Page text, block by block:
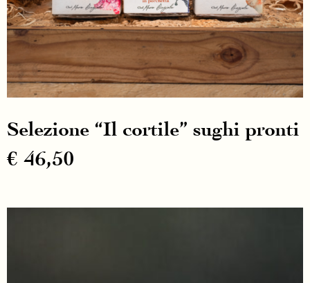
Selezione “Il cortile” sughi pronti
€ 46,50